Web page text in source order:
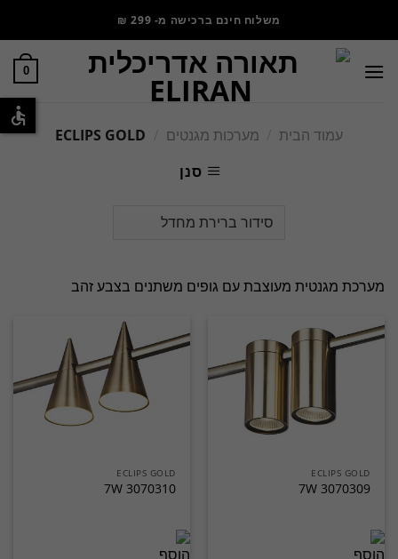
משלוח חינם ברכישה מ- 299 ₪
0
עמוד הבית / מערכות מגנטים /
סנן
מערכת מגנטית מעוצבת עם גופים משתנים בצבע זהב
ECLIPS GOLD
3070309 7W
ECLIPS GOLD
3070310 7W